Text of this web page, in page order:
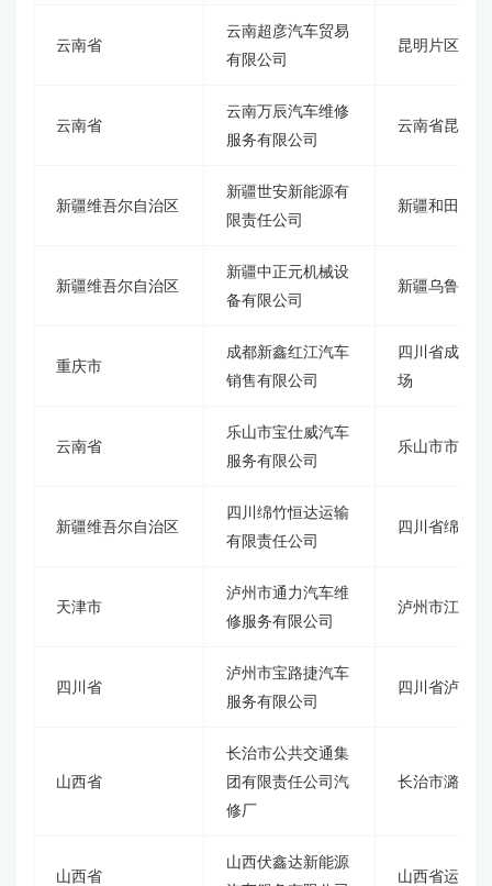
云南省
云南超彦汽车贸易
有限公司
昆明片区经
云南省
云南万辰汽车维修
服务有限公司
云南省昆明
新疆维吾尔自治区
新疆世安新能源有
限责任公司
新疆和田地
新疆维吾尔自治区
新疆中正元机械设
备有限公司
新疆乌鲁木
重庆市
成都新鑫红江汽车
销售有限公司
四川省成都
场
云南省
乐山市宝仕威汽车
服务有限公司
乐山市市中
新疆维吾尔自治区
四川绵竹恒达运输
有限责任公司
四川省绵竹
天津市
泸州市通力汽车维
修服务有限公司
泸州市江阳
四川省
泸州市宝路捷汽车
服务有限公司
四川省泸州
山西省
长治市公共交通集
团有限责任公司汽
修厂
长治市潞州
山西省
山西伏鑫达新能源
山西省运城